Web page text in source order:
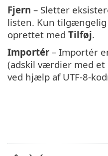
Fjern – Sletter
listen. Kun tilgængelig
oprettet med Tilføj.
Importér – Importér
(adskil værdier med
ved hjælp af UTF-8-